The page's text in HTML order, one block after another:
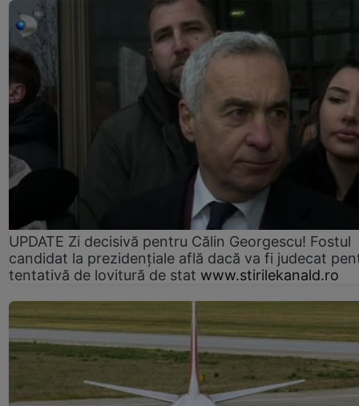
UPDATE Zi decisivă pentru Călin Georgescu! Fostul
candidat la prezidențiale află dacă va fi judecat
tentativă de lovitură de stat www.stirilekanald.ro